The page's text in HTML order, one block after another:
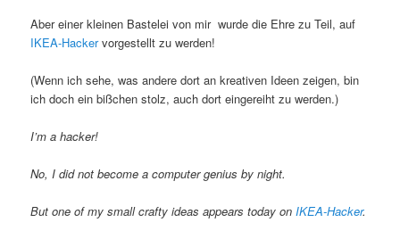
Aber einer kleinen Bastelei von mir wurde die Ehre zu Teil, auf
IKEA-Hackervorgestellt zu werden!
(Wenn ich sehe, was andere dort an kreativen Ideen zeigen, bin
ich doch ein bißchen stolz, auch dort eingereiht zu werden.)
I’m a hacker!
No, I did not become a computer genius by night.
But one of my small crafty ideas appears today onIKEA-Hacker.